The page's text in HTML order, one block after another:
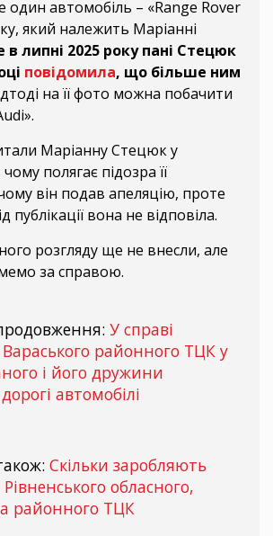
один автомобіль – «Range Rover
який належить Маріанні
в липні 2025 року пані Стецюк
повідомила, що більше ним
на її фото можна побачити
Маріанну Стецюк у
полягає підозра її
він подав апеляцію, проте
публікації вона не відповіла.
розгляду ще не внесли, але
за справою.
У справі
Вараського районного ТЦК у
і його дружини
автомобілі
Скільки заробляють
обласного,
районного ТЦК